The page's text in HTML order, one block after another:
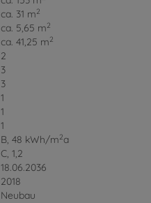
ca. 31 m2
ca. 5,65 m2
ca. 41,25 m2
2
3
3
1
1
1
B, 48 kWh/m2a
C, 1,2
18.06.2036
2018
Neubau